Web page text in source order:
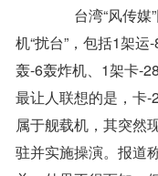
台湾“风传媒”
机“扰台”，包括1架
轰-6轰炸机、1架卡-
最让人联想的是，卡-
属于舰载机，其突然
驻并实施操演。报道